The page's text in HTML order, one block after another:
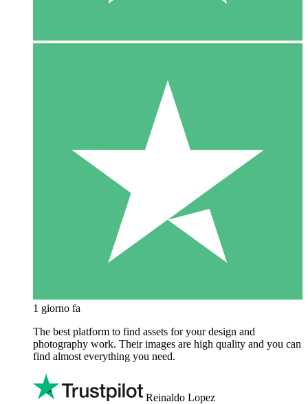
1 giorno fa
The best platform to find assets for your design and
photography work. Their images are high quality and you can
find almost everything you need.
Reinaldo Lopez